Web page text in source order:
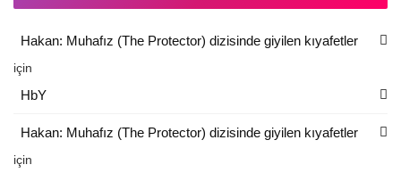
Hakan: Muhafız (The Protector) dizisinde giyilen kıyafetler
için
HbY
Hakan: Muhafız (The Protector) dizisinde giyilen kıyafetler
için